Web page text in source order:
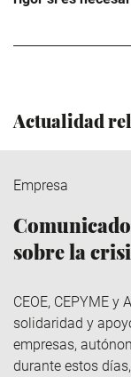
Actualidad
Empresa
Comunicado
sobre la
CEOE, CEPYME y
solidaridad y
empresas,
durante estos